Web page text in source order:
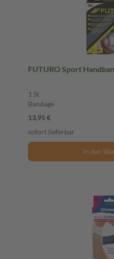
FUTURO Sport
1 St
Bandage
13,95 €
sofort lieferbar
In den